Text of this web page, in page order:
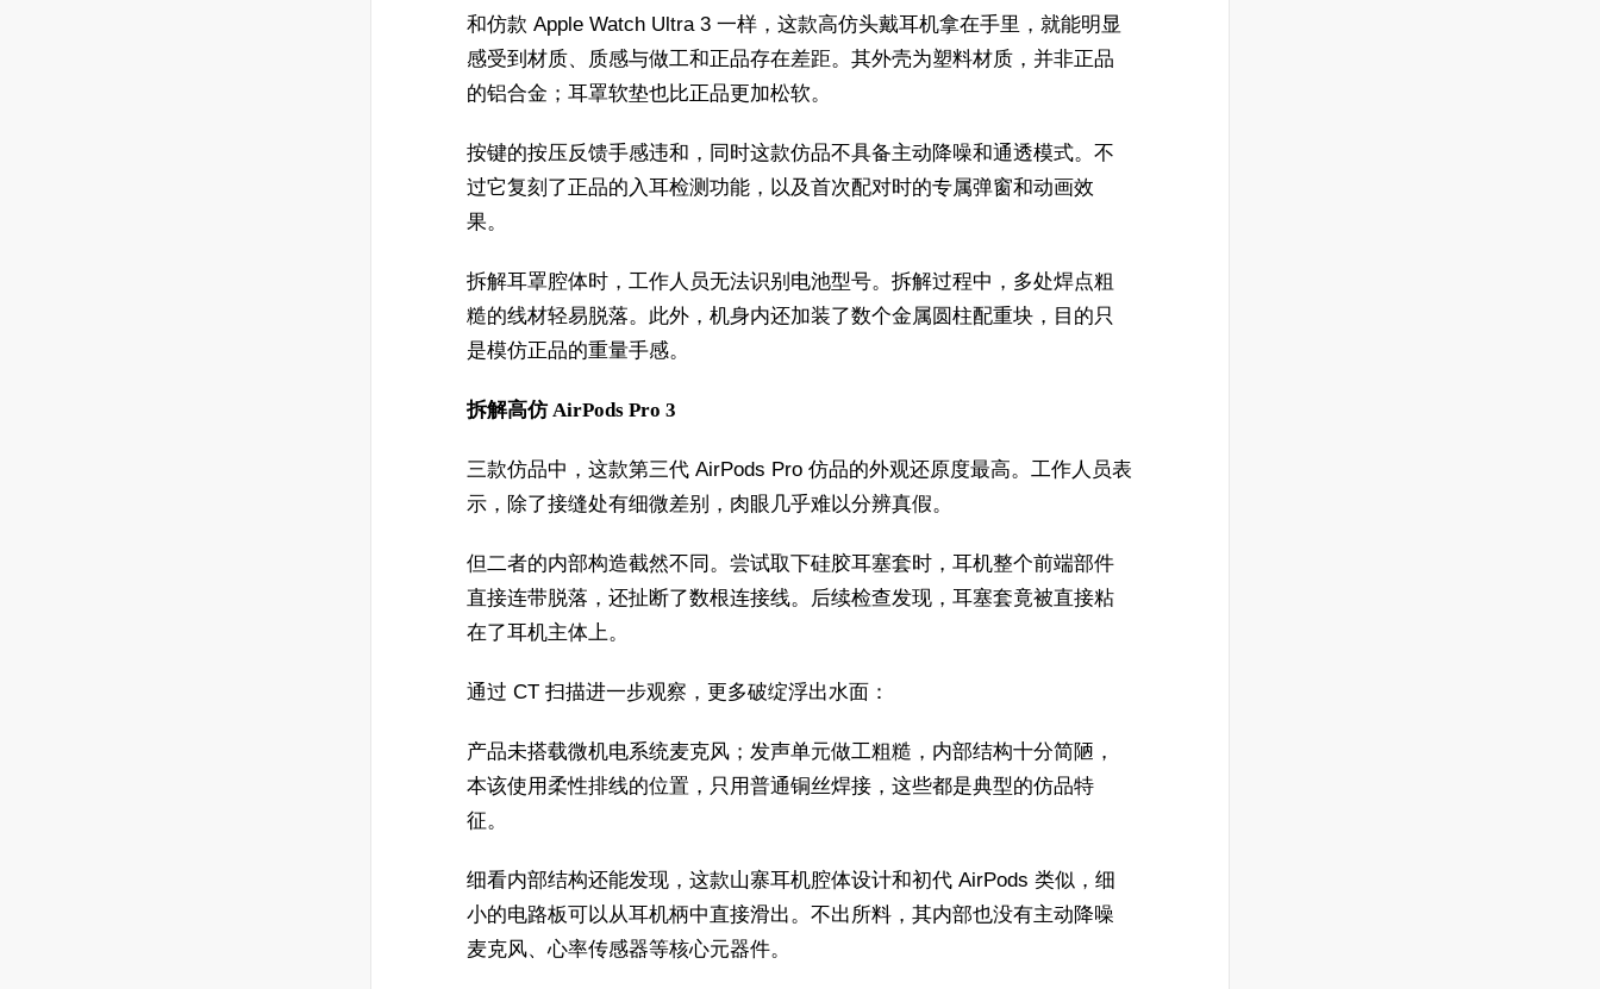
和仿款 Apple Watch Ultra 3 一样，这款高仿头戴耳机拿在手里，就能明显
感受到材质、质感与做工和正品存在差距。其外壳为塑料材质，并非正品
的铝合金；耳罩软垫也比正品更加松软。
按键的按压反馈手感违和，同时这款仿品不具备主动降噪和通透模式。不
过它复刻了正品的入耳检测功能，以及首次配对时的专属弹窗和动画效
果。
拆解耳罩腔体时，工作人员无法识别电池型号。拆解过程中，多处焊点粗
糙的线材轻易脱落。此外，机身内还加装了数个金属圆柱配重块，目的只
是模仿正品的重量手感。
拆解高仿 AirPods Pro 3
三款仿品中，这款第三代 AirPods Pro 仿品的外观还原度最高。工作人员表
示，除了接缝处有细微差别，肉眼几乎难以分辨真假。
但二者的内部构造截然不同。尝试取下硅胶耳塞套时，耳机整个前端部件
直接连带脱落，还扯断了数根连接线。后续检查发现，耳塞套竟被直接粘
在了耳机主体上。
通过 CT 扫描进一步观察，更多破绽浮出水面：
产品未搭载微机电系统麦克风；发声单元做工粗糙，内部结构十分简陋，
本该使用柔性排线的位置，只用普通铜丝焊接，这些都是典型的仿品特
征。
细看内部结构还能发现，这款山寨耳机腔体设计和初代 AirPods 类似，细
小的电路板可以从耳机柄中直接滑出。不出所料，其内部也没有主动降噪
麦克风、心率传感器等核心元器件。